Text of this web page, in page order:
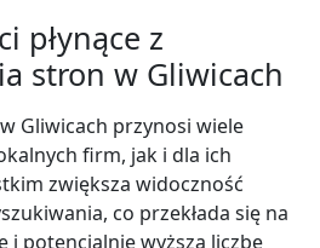
płynące z
stron w Gliwicach
Gliwicach przynosi wiele
firm, jak i dla ich
zwiększa widoczność
co przekłada się na
i potencjalnie wyższą liczbę